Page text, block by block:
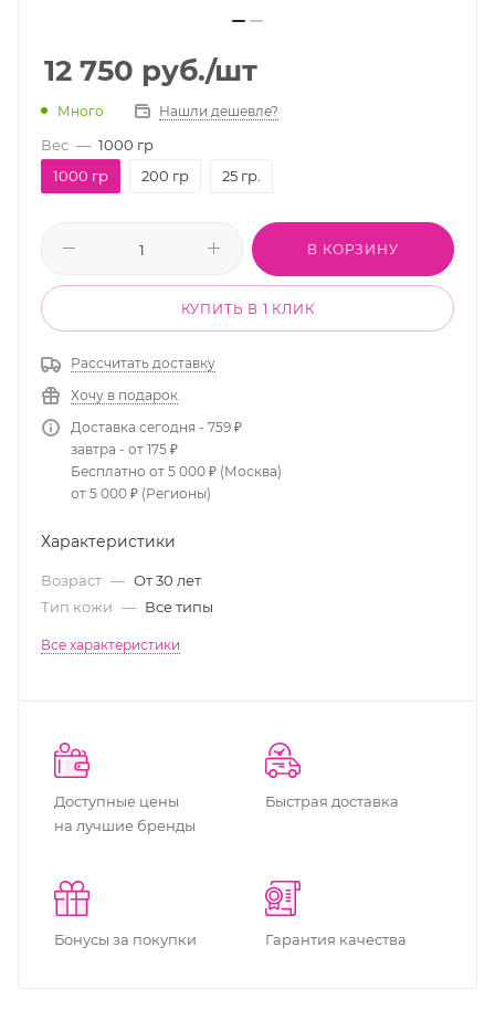
12 750 руб./шт
Много Нашли дешевле?
Вес — 1000 гр
1000 гр
200 гр 25 гр.
В КОРЗИНУ
КУПИТЬ В 1 КЛИК
Рассчитать доставку
Хочу в подарок
Доставка сегодня - 759 ₽
завтра - от 175 ₽
Бесплатно от 5 000 ₽ (Москва)
от 5 000 ₽ (Регионы)
Характеристики
Возраст — От 30 лет
Тип кожи — Все типы
Все характеристики
Доступные цены
на лучшие бренды
Быстрая доставка
Бонусы за покупки Гарантия качества